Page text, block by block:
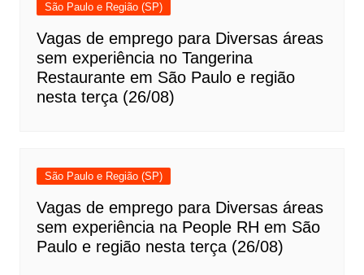
São Paulo e Região (SP)
Vagas de emprego para Diversas áreas
sem experiência no Tangerina
Restaurante em São Paulo e região
nesta terça (26/08)
São Paulo e Região (SP)
Vagas de emprego para Diversas áreas
sem experiência na People RH em São
Paulo e região nesta terça (26/08)